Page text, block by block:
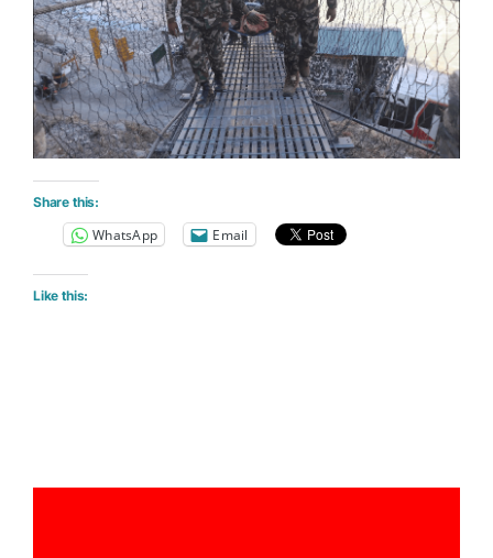
Share this:
WhatsApp Email
Like this: